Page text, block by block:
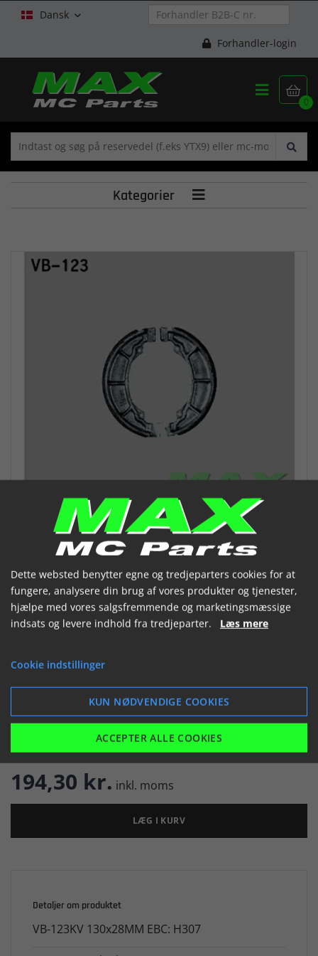
Dansk 
Forhandler-login

0

Kategorier 
VESRAH Bremsebakker VB123
(VB-123KV)
Er på lager
194,30 kr. inkl. moms
LÆG I KURV
Detaljer om produktet
VB-123KV 130x28MM EBC: H307
Dette websted benytter egne og tredjeparters cookies for at
fungere, analysere din brug af vores produkter og tjenester,
hjælpe med vores salgsfremmende og marketingsmæssige
indsats og levere indhold fra tredjeparter. Læs mere
Cookie indstillinger
KUN NØDVENDIGE COOKIES
ACCEPTER ALLE COOKIES